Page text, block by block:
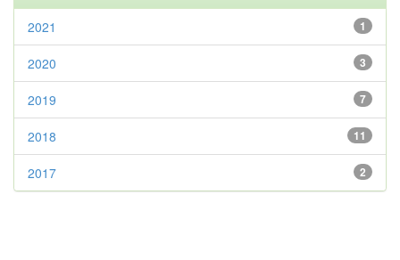
1
2021
3
2020
7
2019
11
2018
2
2017